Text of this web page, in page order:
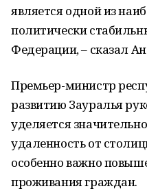
является одной из
политически
Федерации, ‒ сказал
Премьер-министр
развитию Зауралья
уделяется
удаленность от
особенно важно
проживания граждан.